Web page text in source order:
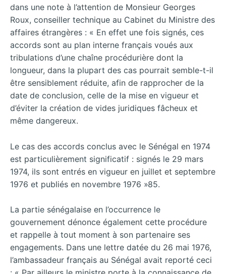
dans une note à l’attention de Monsieur Georges
Roux, conseiller technique au Cabinet du Ministre des
affaires étrangères : « En effet une fois signés, ces
accords sont au plan interne français voués aux
tribulations d’une chaîne procédurière dont la
longueur, dans la plupart des cas pourrait semble-t-il
être sensiblement réduite, afin de rapprocher de la
date de conclusion, celle de la mise en vigueur et
d’éviter la création de vides juridiques fâcheux et
même dangereux.
Le cas des accords conclus avec le Sénégal en 1974
est particulièrement significatif : signés le 29 mars
1974, ils sont entrés en vigueur en juillet et septembre
1976 et publiés en novembre 1976 »85.
La partie sénégalaise en l’occurrence le
gouvernement dénonce également cette procédure
et rappelle à tout moment à son partenaire ses
engagements. Dans une lettre datée du 26 mai 1976,
l’ambassadeur français au Sénégal avait reporté ceci